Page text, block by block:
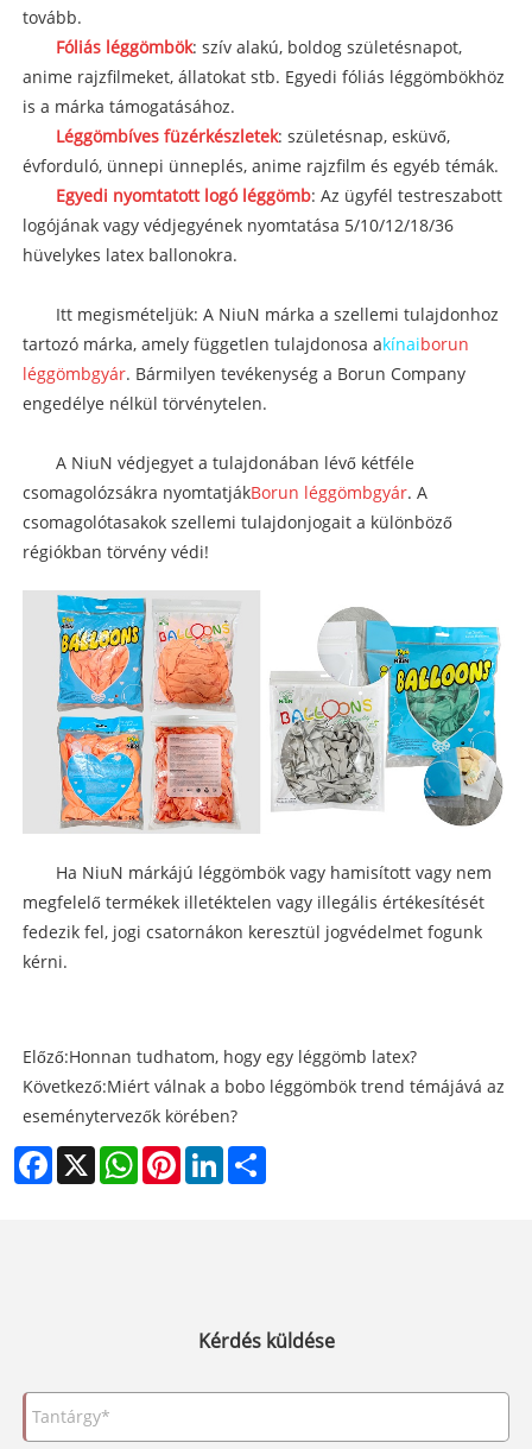
tovább.
Fóliás léggömbök: szív alakú, boldog születésnapot,
anime rajzfilmeket, állatokat stb. Egyedi fóliás léggömbökhöz
is a márka támogatásához.
Léggömbíves füzérkészletek: születésnap, esküvő,
évforduló, ünnepi ünneplés, anime rajzfilm és egyéb témák.
Egyedi nyomtatott logó léggömb: Az ügyfél testreszabott
logójának vagy védjegyének nyomtatása 5/10/12/18/36
hüvelykes latex ballonokra.
Itt megismételjük: A NiuN márka a szellemi tulajdonhoz
tartozó márka, amely független tulajdonosa akínaiborun
léggömbgyár. Bármilyen tevékenység a Borun Company
engedélye nélkül törvénytelen.
A NiuN védjegyet a tulajdonában lévő kétféle
csomagolózsákra nyomtatjákBorun léggömbgyár. A
csomagolótasakok szellemi tulajdonjogait a különböző
régiókban törvény védi!
Ha NiuN márkájú léggömbök vagy hamisított vagy nem
megfelelő termékek illetéktelen vagy illegális értékesítését
fedezik fel, jogi csatornákon keresztül jogvédelmet fogunk
kérni.
Előző:Honnan tudhatom, hogy egy léggömb latex?
Következő:Miért válnak a bobo léggömbök trend témájává az
eseménytervezők körében?
Facebook
X WhatsAppPinterestLinkedIn
Kérdés küldése